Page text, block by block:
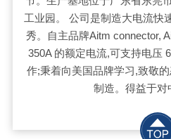
工业园。 公司是制造大电流快
秀。自主品牌Aitm connector,
350A 的额定电流,可支持电压
作;秉着向美国品牌学习,致敬
制造。得益于对